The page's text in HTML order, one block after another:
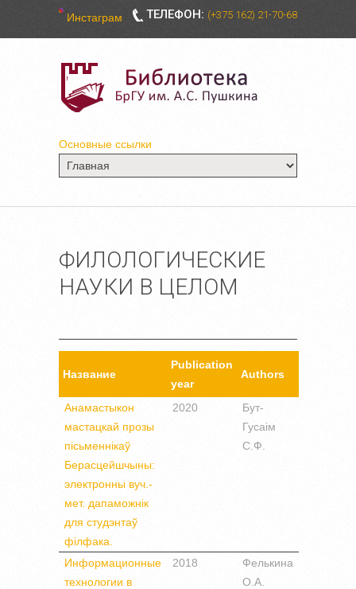
ТЕЛЕФОН: (+375 162) 21-70-68
Инстаграм
Основные ссылки
ФИЛОЛОГИЧЕСКИЕ
НАУКИ В ЦЕЛОМ
Название
Publication
year
Authors
Анамастыкон
мастацкай прозы
пісьменнікаў
Берасцейшчыны:
электронны вуч.-
мет. дапаможнік
для студэнтаў
філфака.
2020
Бут-
Гусаім
С.Ф.
Информационные
технологии в
2018
Фелькина
О.А.